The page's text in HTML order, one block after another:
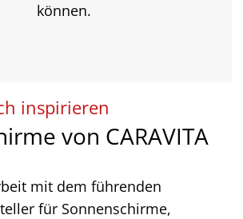
können.
inspirieren
von CARAVITA
mit dem führenden
für Sonnenschirme,